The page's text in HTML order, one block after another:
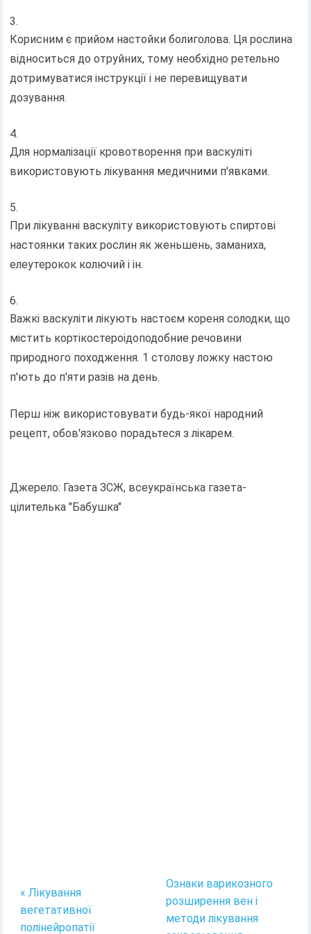
Корисним є прийом настойки болиголова. Ця рослина
відноситься до отруйних, тому необхідно ретельно
дотримуватися інструкції і не перевищувати
дозування.
Для нормалізації кровотворення при васкуліті
використовують лікування медичними п'явками.
При лікуванні васкуліту використовують спиртові
настоянки таких рослин як женьшень, заманиха,
елеутерокок колючий і ін.
Важкі васкуліти лікують настоєм кореня солодки, що
містить кортікостероідоподобние речовини
природного походження. 1 столову ложку настою
п'ють до п'яти разів на день.
Перш ніж використовувати будь-якої народний
рецепт, обов'язково порадьтеся з лікарем.
Джерело: Газета ЗСЖ, всеукраїнська газета-
цілителька "Бабушка"
« Лікування
вегетативної
полінейропатії
Ознаки варикозного
розширення вен і
методи лікування